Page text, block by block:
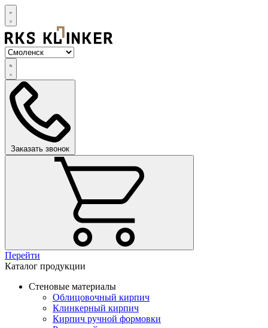
Заказать звонок
Перейти
Каталог продукции
Стеновые материалы
Облицовочный кирпич
Клинкерный кирпич
Кирпич ручной формовки